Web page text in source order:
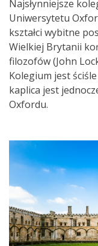
Najsłynniejsze
Uniwersytetu
kształci wybitne
Wielkiej Brytanii
filozofów (John
Kolegium jest
kaplica jest
Oxfordu.